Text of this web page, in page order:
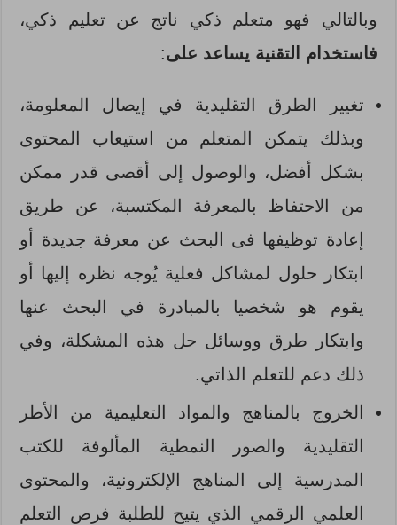
وبالتالي فهو متعلم ذكي ناتج عن تعليم ذكي،
فاستخدام التقنية يساعد على:
تغيير الطرق التقليدية في إيصال المعلومة،
وبذلك يتمكن المتعلم من استيعاب المحتوى
بشكل أفضل، والوصول إلى أقصى قدر ممكن
من الاحتفاظ بالمعرفة المكتسبة، عن طريق
إعادة توظيفها فى البحث عن معرفة جديدة أو
ابتكار حلول لمشاكل فعلية يُوجه نظره إليها أو
يقوم هو شخصيا بالمبادرة في البحث عنها
وابتكار طرق ووسائل حل هذه المشكلة، وفي
ذلك دعم للتعلم الذاتي.
الخروج بالمناهج والمواد التعليمية من الأطر
التقليدية والصور النمطية المألوفة للكتب
المدرسية إلى المناهج الإلكترونية، والمحتوى
العلمي الرقمي الذي يتيح للطلبة فرص التعلم